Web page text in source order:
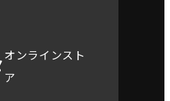
オンラインスト
ア